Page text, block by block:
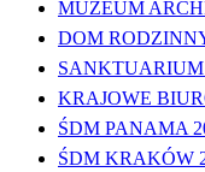
MUZEUM
DOM
KRAJOWE
ŚDM PANAMA
ŚDM KRAKÓW